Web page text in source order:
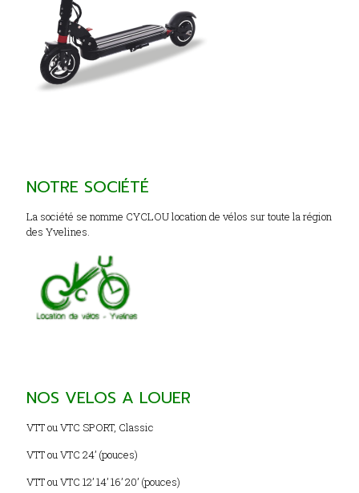
NOTRE SOCIÉTÉ
La société se nomme CYCLOU location de vélos sur toute la région
des Yvelines.
NOS VELOS A LOUER
VTT ou VTC SPORT, Classic
VTT ou VTC 24’ (pouces)
VTT ou VTC 12’ 14’ 16’ 20’ (pouces)